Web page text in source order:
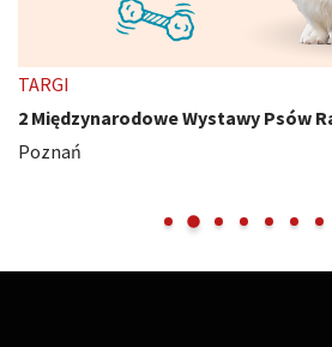
TARGI
2 Międzynarodowe Wystawy Psów
Poznań